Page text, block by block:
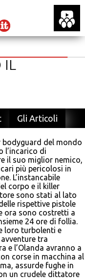
Gli Articoli
bodyguard del mondo
l’incarico di
il suo miglior nemico,
più pericolosi in
L’instancabile
corpo e il killer
sono stati al lato
rispettive pistole
ora sono costretti a
24 ore di follia.
loro turbolenti e
tra
e l’Olanda avranno a
corse in macchina al
assurde fughe in
un crudele dittatore